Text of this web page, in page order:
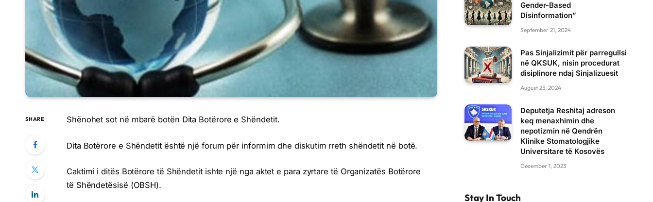
SHARE Shënohet sot në mbarë botën Dita Botërore e Shëndetit.
Dita Botërore e Shëndetit është një forum për informim dhe diskutim rreth shëndetit në botë.
Caktimi i ditës Botërore të Shëndetit ishte një nga aktet e para zyrtare të Organizatës Botërore
të Shëndetësisë (OBSH).
Gender-Based
Disinformation”
September 21, 2024
Pas Sinjalizimit për parregullsi
në QKSUK, nisin procedurat
disiplinore ndaj Sinjalizuesit
August 25, 2024
Deputetja Reshitaj adreson
keq menaxhimin dhe
nepotizmin në Qendrën
Klinike Stomatologjike
Universitare të Kosovës
December 1, 2023
Stay In Touch